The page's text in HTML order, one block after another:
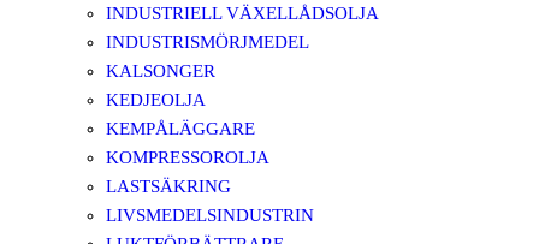
INDUSTRIELL VÄXELLÅDSOLJA
INDUSTRISMÖRJMEDEL
KALSONGER
KEDJEOLJA
KEMPÅLÄGGARE
KOMPRESSOROLJA
LASTSÄKRING
LIVSMEDELSINDUSTRIN